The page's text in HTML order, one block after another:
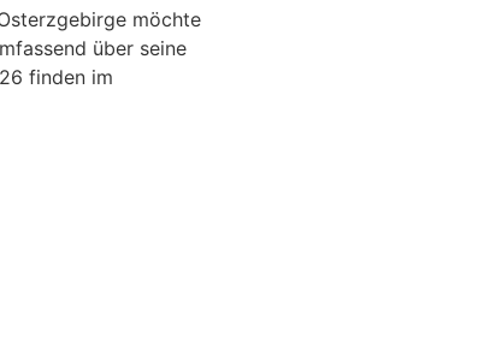
möchte
über seine
finden im